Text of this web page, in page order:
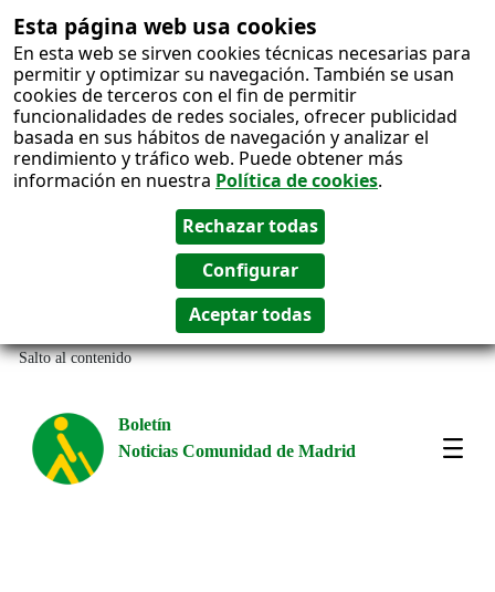
Esta página web usa cookies
En esta web se sirven cookies técnicas necesarias para
permitir y optimizar su navegación. También se usan
cookies de terceros con el fin de permitir
funcionalidades de redes sociales, ofrecer publicidad
basada en sus hábitos de navegación y analizar el
rendimiento y tráfico web. Puede obtener más
información en nuestra Política de cookies.
Salto al contenido
Boletín
Noticias Comunidad de Madrid